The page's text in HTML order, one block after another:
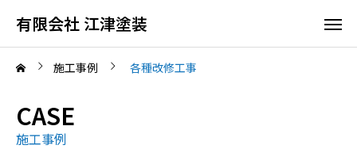
有限会社 江津塗装
施工事例 各種改修工事
CASE
施工事例